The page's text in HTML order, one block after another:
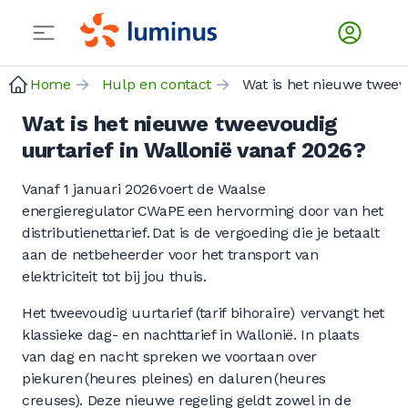
Home Hulp en contact
Wat is het nieuwe tweevoudig
uurtarief in Wallonië vanaf 2026?
Vanaf 1 januari 2026 voert de Waalse
energieregulator CWaPE een hervorming door van het
distributienettarief. Dat is de vergoeding die je betaalt
aan de netbeheerder voor het transport van
elektriciteit tot bij jou thuis.
Het tweevoudig uurtarief (tarif bihoraire) vervangt het
klassieke dag- en nachttarief in Wallonië. In plaats
van dag en nacht spreken we voortaan over
piekuren (heures pleines) en daluren (heures
creuses). Deze nieuwe regeling geldt zowel in de